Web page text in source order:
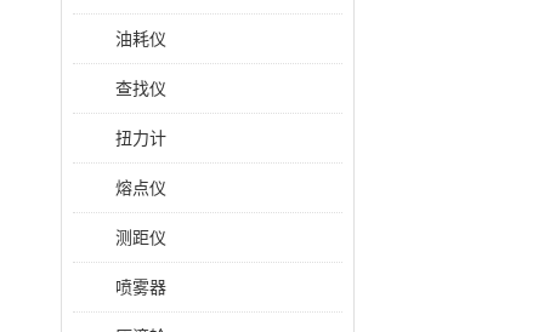
油耗仪
查找仪
扭力计
熔点仪
测距仪
喷雾器